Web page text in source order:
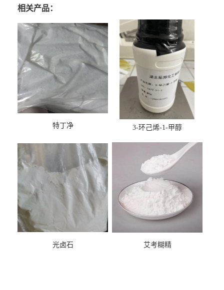
相关产品：
特丁净 3-环己烯-1-甲醇
光卤石 艾考糊精